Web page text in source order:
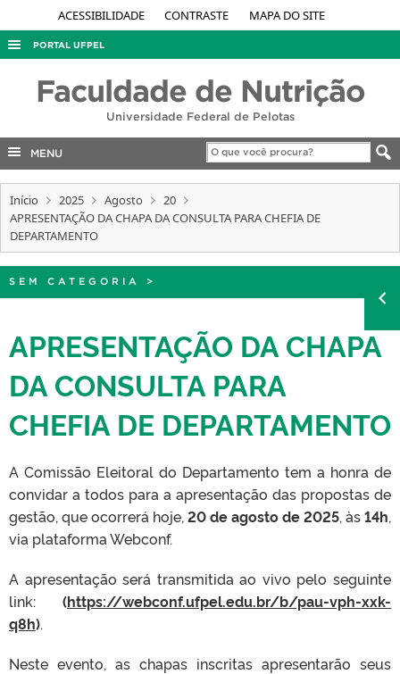
ACESSIBILIDADE CONTRASTE MAPA DO SITE
PORTAL UFPEL
AUDITORIA
COBALTO
EDITAIS
INTERNACIONAL
PORTARIAS
Faculdade de Nutrição
Universidade Federal de Pelotas
MENU
Início 2025 Agosto
20
APRESENTAÇÃO DA CHAPA DA CONSULTA PARA CHEFIA DE
DEPARTAMENTO
SEM CATEGORIA >
APRESENTAÇÃO DA CHAPA
DA CONSULTA PARA
CHEFIA DE DEPARTAMENTO
A Comissão Eleitoral do Departamento tem a honra de
convidar a todos para a apresentação das propostas de
gestão, que ocorrerá hoje, 20de agosto de 2025, às14h,
via plataforma Webconf.
A apresentação será transmitida ao vivo pelo seguinte
link: (https://webconf.ufpel.edu.br/b/pau-vph-xxk-
q8h).
Neste evento, as chapas inscritas apresentarão seus